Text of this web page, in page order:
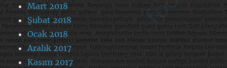
Mart 2018
Şubat 2018
Ocak 2018
Aralık 2017
Kasım 2017